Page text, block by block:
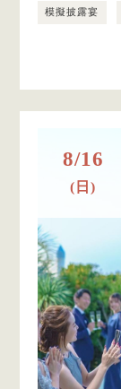
模擬披露宴
8/16
(日)